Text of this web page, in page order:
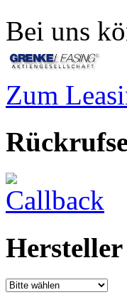
Bei uns
Zum
Hersteller